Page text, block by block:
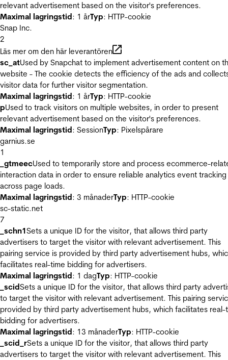
relevant advertisement based on the visitor's preferences.
Maximal lagringstid: 1 årTyp: HTTP-cookie
Snap Inc.
2
Läs mer om den här leverantören
sc_atUsed by Snapchat to implement advertisement content on
website - The cookie detects the efficiency of the ads and
visitor data for further visitor segmentation.
Maximal lagringstid: 1 årTyp: HTTP-cookie
pUsed to track visitors on multiple websites, in order to present
relevant advertisement based on the visitor's preferences.
Maximal lagringstid: SessionTyp: Pixelspårare
garnius.se
1
_gtmeecUsed to temporarily store and process ecommerce-
interaction data in order to ensure reliable analytics event tracking
across page loads.
Maximal lagringstid: 3 månaderTyp: HTTP-cookie
sc-static.net
7
_schn1Sets a unique ID for the visitor, that allows third party
advertisers to target the visitor with relevant advertisement. This
pairing service is provided by third party advertisement hubs,
facilitates real-time bidding for advertisers.
Maximal lagringstid: 1 dagTyp: HTTP-cookie
_scidSets a unique ID for the visitor, that allows third party
to target the visitor with relevant advertisement. This pairing
provided by third party advertisement hubs, which facilitates real-
bidding for advertisers.
Maximal lagringstid: 13 månaderTyp: HTTP-cookie
_scid_rSets a unique ID for the visitor, that allows third party
advertisers to target the visitor with relevant advertisement. This